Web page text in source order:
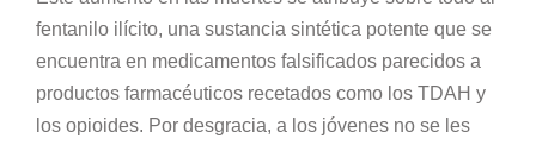
fentanilo ilícito, una sustancia sintética potente que se
encuentra en medicamentos falsificados parecidos a
productos farmacéuticos recetados como los TDAH y
los opioides. Por desgracia, a los jóvenes no se les